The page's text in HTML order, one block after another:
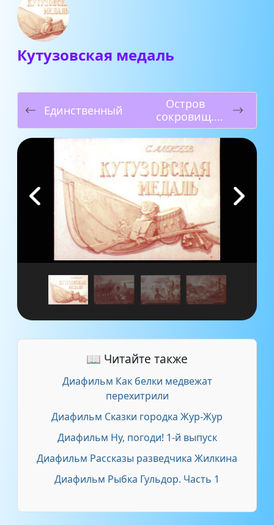
Кутузовская медаль
Единственный
Остров
сокровищ.
Часть 1
📖 Читайте также
Диафильм Как белки медвежат
перехитрили
Диафильм Сказки городка Жур-Жур
Диафильм Ну, погоди! 1-й выпуск
Диафильм Рассказы разведчика Жилкина
Диафильм Рыбка Гульдор. Часть 1